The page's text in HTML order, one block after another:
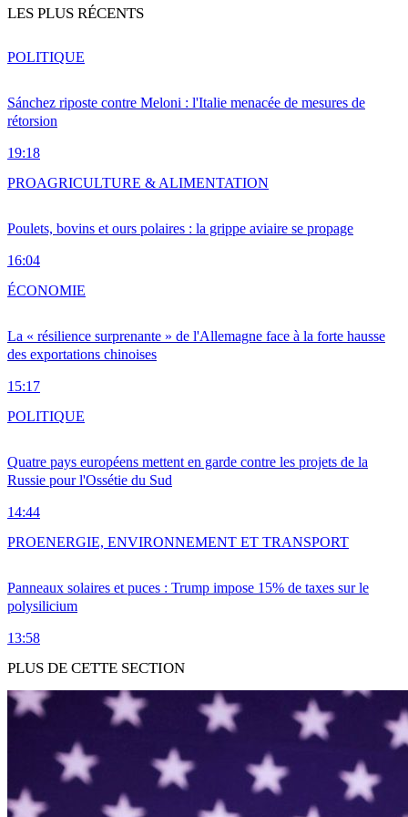
LES PLUS RÉCENTS
Sánchez riposte contre Meloni : l'Italie menacée de mesures de
rétorsion
19:18
POLITIQUE
Poulets, bovins et ours polaires : la grippe aviaire se propage
16:04
PROAGRICULTURE & ALIMENTATION
La « résilience surprenante » de l'Allemagne face à la forte hausse
des exportations chinoises
15:17
ÉCONOMIE
Quatre pays européens mettent en garde contre les projets de la
Russie pour l'Ossétie du Sud
14:44
POLITIQUE
Panneaux solaires et puces : Trump impose 15% de taxes sur le
polysilicium
13:58
PROENERGIE, ENVIRONNEMENT ET TRANSPORT
PLUS DE CETTE SECTION